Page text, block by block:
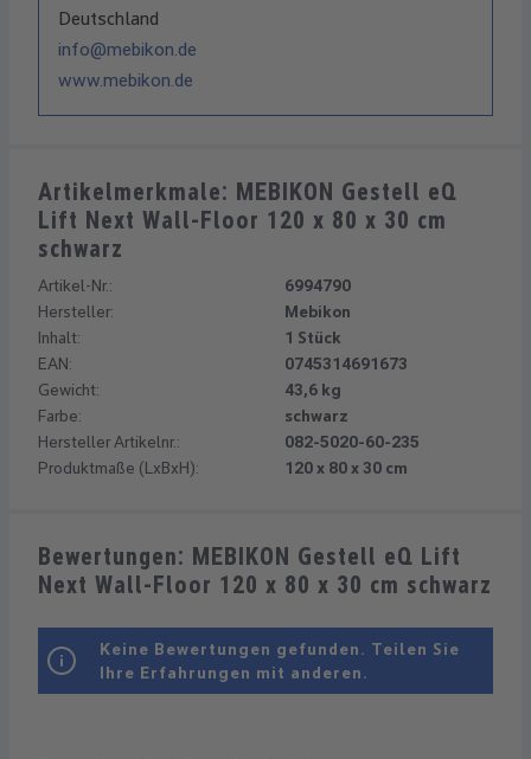
Deutschland
info@mebikon.de
www.mebikon.de
Artikelmerkmale: MEBIKON Gestell eQ
Lift Next Wall-Floor 120 x 80 x 30 cm
schwarz
Artikel-Nr.:
6994790
Hersteller:
Mebikon
Inhalt:
1 Stück
EAN:
0745314691673
Gewicht:
43,6 kg
Farbe:
schwarz
Hersteller Artikelnr.:
082-5020-60-235
Produktmaße (LxBxH):
120 x 80 x 30 cm
Bewertungen: MEBIKON Gestell eQ Lift
Next Wall-Floor 120 x 80 x 30 cm schwarz
Keine Bewertungen gefunden. Teilen Sie
Ihre Erfahrungen mit anderen.